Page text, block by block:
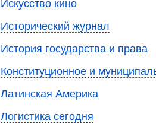
Искусство кино
Исторический журнал
История государства и права
Конституционное и
Латинская Америка
Логистика сегодня